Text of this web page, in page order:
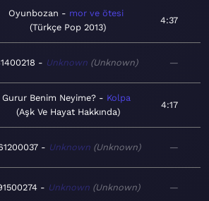
Oyunbozan
mor ve ötesi
Türkçe Pop 2013
4:37
Unknown Unknown —
Gurur Benim Neyime?
Kolpa
Aşk Ve Hayat Hakkında
4:17
Unknown Unknown —
Unknown Unknown —